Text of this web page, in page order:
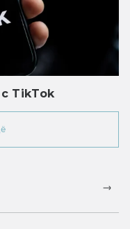
TikTok